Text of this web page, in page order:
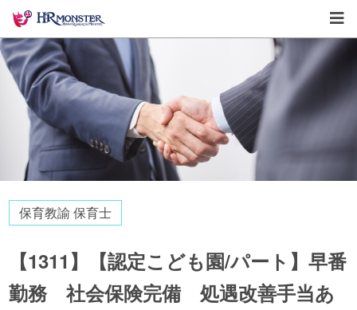
保育教諭 保育士
【1311】【認定こども園/パート】早番
勤務 社会保険完備 処遇改善手当あ